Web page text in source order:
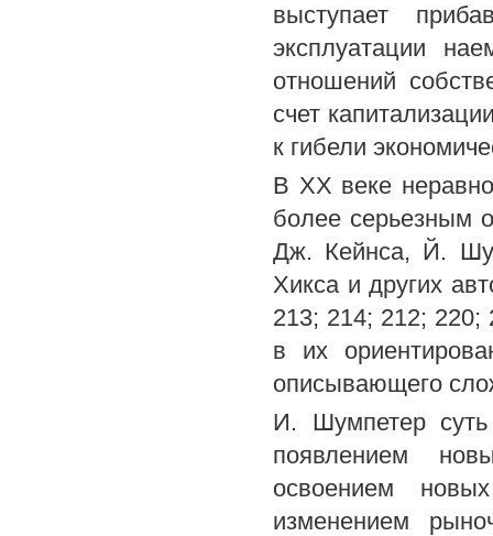
выступает
эксплуатации
отношений
счет
к гибели
В XX веке
более серьезным
Дж. Кейнса, Й.
Хикса и других
213; 214; 212;
в их
описывающего
И. Шумпетер суть
появлением
освоением
изменением